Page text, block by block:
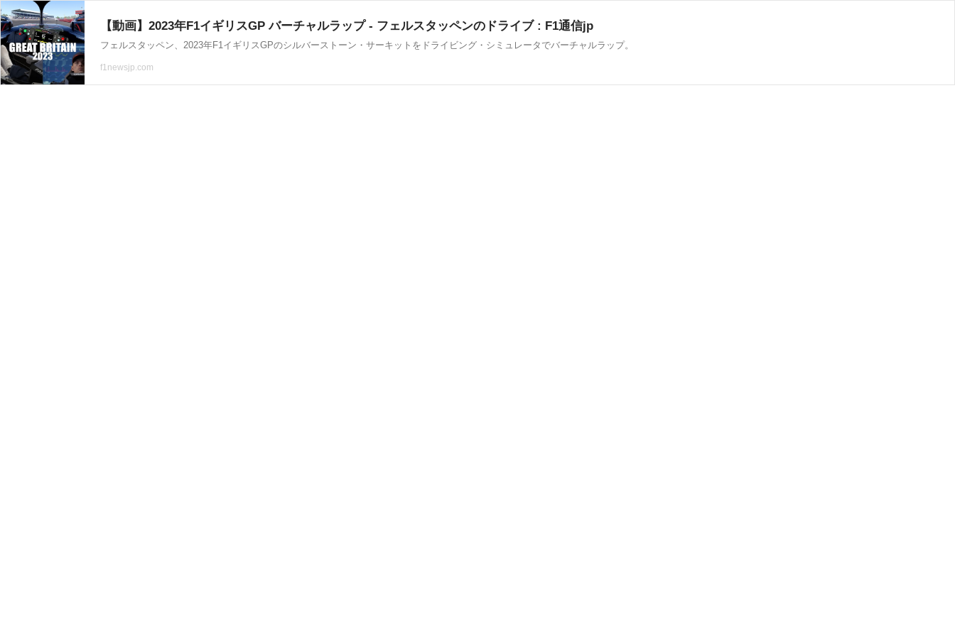
【動画】2023年F1イギリスGP バーチャルラップ - フェルスタッペンのドライブ : F1通信jp
フェルスタッペン、2023年F1イギリスGPのシルバーストーン・サーキットをドライビング・シミュレータでバーチャルラップ。
f1newsjp.com